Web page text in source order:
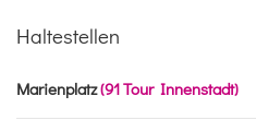
Haltestellen
Marienplatz(91 Tour Innenstadt)